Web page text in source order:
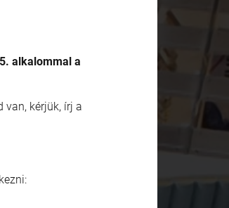
alkalommal a
van, kérjük, írj a